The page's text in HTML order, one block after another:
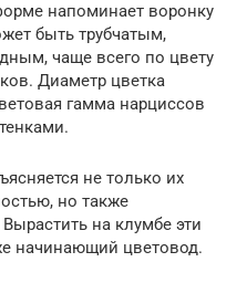
напоминает воронку
быть трубчатым,
чаще всего по цвету
Диаметр цветка
гамма нарциссов
не только их
но также
на клумбе эти
начинающий цветовод.